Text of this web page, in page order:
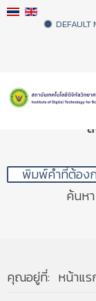
DEFAULT
ค้นหา
คุณอยู่ที่: หน้าแร